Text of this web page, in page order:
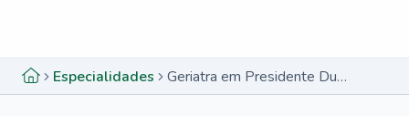
Especialidades Geriatra em Presidente Dutra - MA